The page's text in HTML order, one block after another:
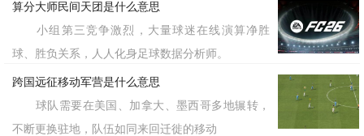
算分大师民间天团是什么意思
小组第三竞争激烈，大量球迷在线演算净胜
球、胜负关系，人人化身足球数据分析师。
跨国远征移动军营是什么意思
球队需要在美国、加拿大、墨西哥多地辗转，
不断更换驻地，队伍如同来回迁徙的移动